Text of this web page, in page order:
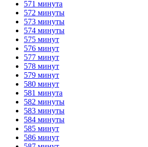
571 минута
572 минуты
573 минуты
574 минуты
575 минут
576 минут
577 минут
578 минут
579 минут
580 минут
581 минута
582 минуты
583 минуты
584 минуты
585 минут
586 минут